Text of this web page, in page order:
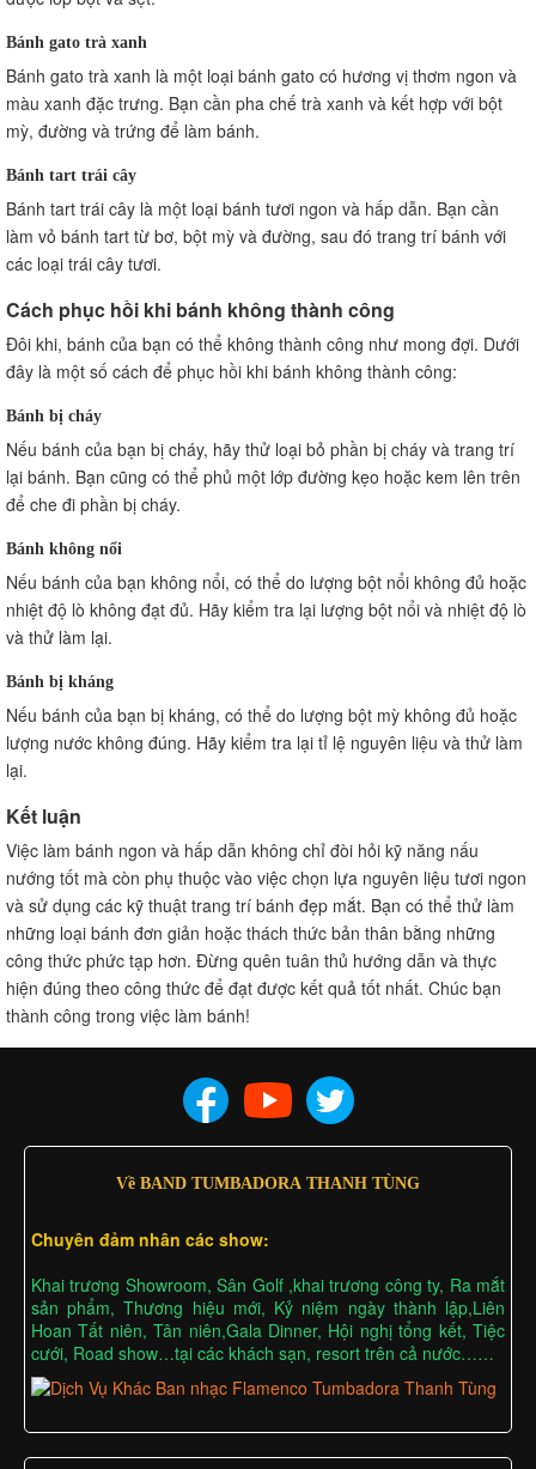
Bánh gato trà xanh
Bánh gato trà xanh là một loại bánh gato có hương vị thơm ngon và
màu xanh đặc trưng. Bạn cần pha chế trà xanh và kết hợp với bột
mỳ, đường và trứng để làm bánh.
Bánh tart trái cây
Bánh tart trái cây là một loại bánh tươi ngon và hấp dẫn. Bạn cần
làm vỏ bánh tart từ bơ, bột mỳ và đường, sau đó trang trí bánh với
các loại trái cây tươi.
Cách phục hồi khi bánh không thành công
Đôi khi, bánh của bạn có thể không thành công như mong đợi. Dưới
đây là một số cách để phục hồi khi bánh không thành công:
Bánh bị cháy
Nếu bánh của bạn bị cháy, hãy thử loại bỏ phần bị cháy và trang trí
lại bánh. Bạn cũng có thể phủ một lớp đường kẹo hoặc kem lên trên
để che đi phần bị cháy.
Bánh không nổi
Nếu bánh của bạn không nổi, có thể do lượng bột nổi không đủ hoặc
nhiệt độ lò không đạt đủ. Hãy kiểm tra lại lượng bột nổi và nhiệt độ lò
và thử làm lại.
Bánh bị kháng
Nếu bánh của bạn bị kháng, có thể do lượng bột mỳ không đủ hoặc
lượng nước không đúng. Hãy kiểm tra lại tỉ lệ nguyên liệu và thử làm
lại.
Kết luận
Việc làm bánh ngon và hấp dẫn không chỉ đòi hỏi kỹ năng nấu
nướng tốt mà còn phụ thuộc vào việc chọn lựa nguyên liệu tươi ngon
và sử dụng các kỹ thuật trang trí bánh đẹp mắt. Bạn có thể thử làm
những loại bánh đơn giản hoặc thách thức bản thân bằng những
công thức phức tạp hơn. Đừng quên tuân thủ hướng dẫn và thực
hiện đúng theo công thức để đạt được kết quả tốt nhất. Chúc bạn
thành công trong việc làm bánh!
Về BAND TUMBADORA THANH TÙNG
Chuyên đảm nhân các show:
Khai trương Showroom, Sân Golf ,khai trương công ty, Ra mắt
sản phẩm, Thương hiệu mới, Kỷ niệm ngày thành lập,Liên
Hoan Tất niên, Tân niên,Gala Dinner, Hội nghị tổng kết, Tiệc
cưới, Road show…tại các khách sạn, resort trên cả nước……